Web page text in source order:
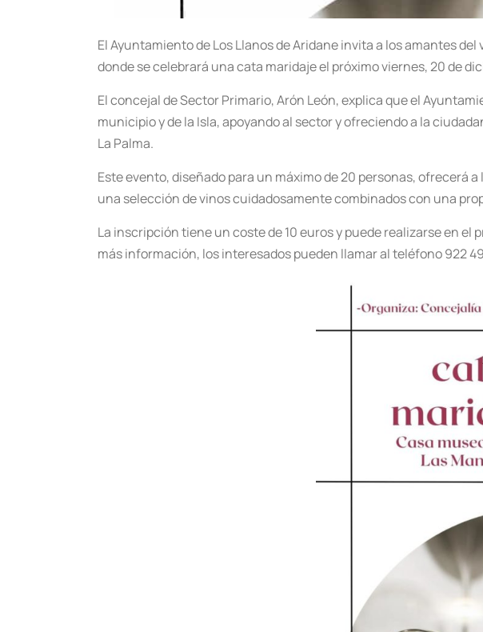
El Ayuntamiento de Los Llanos de Aridane invita a los amantes
donde se celebrará una cata maridaje el próximo viernes, 20 de
El concejal de Sector Primario, Arón León, explica que el
municipio y de la Isla, apoyando al sector y ofreciendo a la
La Palma.
Este evento, diseñado para un máximo de 20 personas, ofrecerá
una selección de vinos cuidadosamente combinados con una
La inscripción tiene un coste de 10 euros y puede realizarse en
más información, los interesados pueden llamar al teléfono 922